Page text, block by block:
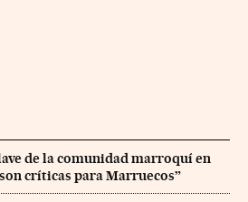
de la comunidad marroquí en
críticas para Marruecos”